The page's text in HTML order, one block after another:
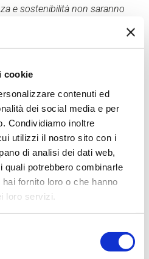
cookie
contenuti ed
dei social media e per
Condividiamo inoltre
utilizzi il nostro sito con i
di analisi dei dati web,
quali potrebbero combinarle
fornito loro o che hanno
loro servizi.
e sostenibilità non saranno
ma le basi per costruire un
una questione di governi o
l'avventura di startup
e menti creative. In questo
attraverso il panorama in
spaziali, dove figure
quelle del design,
fianco a fianco con esperti di
biologia spaziale progetta le
dello spazio stia
di lavoro, da chi progetta